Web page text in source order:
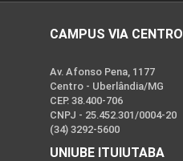
CAMPUS VIA CENTRO
Av. Afonso Pena, 1177
Centro - Uberlândia/MG
CEP. 38.400-706
CNPJ - 25.452.301/0004-20
(34) 3292-5600
UNIUBE ITUIUTABA